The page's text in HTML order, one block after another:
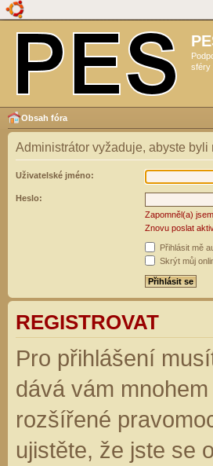
sféry
Obsah fóra
Administrátor vyžaduje, abyste
Uživatelské jméno:
Heslo:
Zapomněl(a)
Znovu poslat
Přihlásit mě
Skrýt můj
REGISTROVAT
Pro přihlášení
dává vám
rozšířené
ujistěte, že jste se